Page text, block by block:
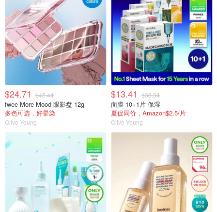
$24.71 $45.44
fwee More Mood 眼影盘 12g
多色可选，好晕染
Olive Young
$13.41 $38.34
面膜 10+1片 保湿
夏促同价，Amazon$2.5/片
Olive Young